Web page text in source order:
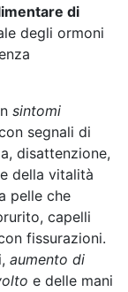
di
degli ormoni
sintomi
segnali di
disattenzione,
della vitalità
pelle che
capelli
fissurazioni.
aumento di
e delle mani